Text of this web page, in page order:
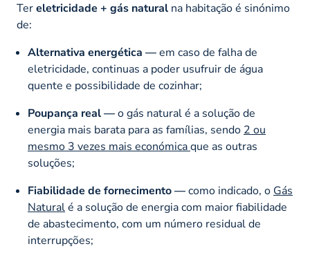
Tereletricidade + gás natural na habitação é sinónimo
de:
Alternativa energética —em caso de falha de
eletricidade, continuas a poder usufruir de água
quente e possibilidade de cozinhar;
Poupança real —o gás natural é a solução de
energia mais barata para as famílias, sendo 2 ou
mesmo 3 vezes mais económicaque as outras
soluções;
Fiabilidade de fornecimento —como indicado, o Gás
Naturalé a solução de energia com maior fiabilidade
de abastecimento, com um número residual de
interrupções;